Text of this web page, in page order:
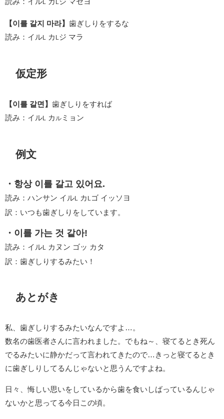
【이를 갈지 마라】 歯ぎしりをするな
読み：イル
カ ジ マラ
仮定形
【이를 갈면】 歯ぎしりをすれば
読み：イル
カ ル ミョン
例文
・항상 이를 갈고 있어요.
読み：ハンサン イル カ
ゴ イッソヨ
訳：いつも歯ぎしりをしています。
・이를 가는 것 같아!
読み：イル
カヌン ゴッ カタ
訳：歯ぎしりするみたい！
あとがき
私、歯ぎしりするみたいなんですよ…。
数名の歯医者さんに言われました。でもね～、寝てるとき死ん
でるみたいに静かだって言われてきたので…きっと寝てるとき
に歯ぎしりしてるんじゃないと思うんですよね。
日々、悔しい思いをしているから歯を食いしばっているんじゃ
ないかと思ってる今日この頃。